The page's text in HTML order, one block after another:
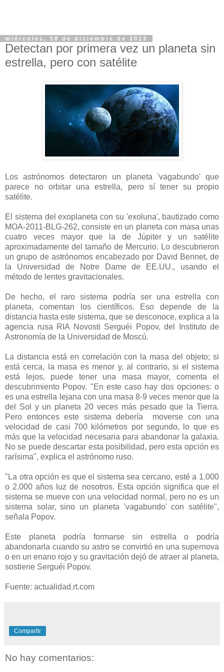
miércoles, 18 de diciembre de 2013
Detectan por primera vez un planeta sin
estrella, pero con satélite
Los astrónomos detectaron un planeta 'vagabundo' que
parece no orbitar una estrella, pero sí tener su propio
satélite.
El sistema del exoplaneta con su 'exoluna', bautizado como
MOA-2011-BLG-262, consiste en un planeta con masa unas
cuatro veces mayor que la de Júpiter y un satélite
aproximadamente del tamaño de Mercurio. Lo descubrieron
un grupo de astrónomos encabezado por David Bennet, de
la Universidad de Notre Dame de EE.UU., usando el
método de lentes gravitacionales.
De hecho, el raro sistema podría ser una estrella con
planeta, comentan los científicos. Eso depende de la
distancia hasta este sistema, que se desconoce, explica a la
agencia rusa RIA Novosti Serguéi Popov, del Instituto de
Astronomía de la Universidad de Moscú.
La distancia está en correlación con la masa del objeto; si
está cerca, la masa es menor y, al contrario, si el sistema
está lejos, puede tener una masa mayor, comenta el
descubrimiento Popov. "En este caso hay dos opciones: o
es una estrella lejana con una masa 8-9 veces menor que la
del Sol y un planeta 20 veces más pesado que la Tierra.
Pero entonces este sistema debería moverse con una
velocidad de casi 700 kilómetros por segundo, lo que es
más que la velocidad necesaria para abandonar la galaxia.
No se puede descartar esta posibilidad, pero esta opción es
rarísima", explica el astrónomo ruso.
"La otra opción es que el sistema sea cercano, esté a 1.000
o 2.000 años luz de nosotros. Esta opción significa que el
sistema se mueve con una velocidad normal, pero no es un
sistema solar, sino un planeta 'vagabundo' con satélite",
señala Popov.
Este planeta podría formarse sin estrella o podría
abandonarla cuando su astro se convirtió en una supernova
o en un enano rojo y su gravitación dejó de atraer al planeta,
sostiene Serguéi Popov.
Fuente: actualidad.rt.com
Compartir
No hay comentarios: